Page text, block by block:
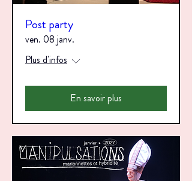
Post party
ven. 08 janv.
Plus d'infos
En savoir plus